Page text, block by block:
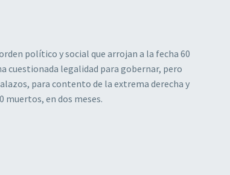
político y social que arrojan a la fecha 60
cuestionada legalidad para gobernar, pero
para contento de la extrema derecha y
muertos, en dos meses.